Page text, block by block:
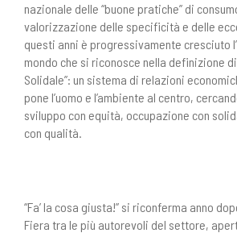
nazionale delle “buone pratiche” di
valorizzazione delle specificità e delle
questi anni è progressivamente cresciuto
mondo che si riconosce nella definizione di
Solidale”: un sistema di relazioni
pone l’uomo e l’ambiente al centro,
sviluppo con equità, occupazione con
con qualità.
“Fa’ la cosa giusta!” si riconferma anno
Fiera tra le più autorevoli del settore,